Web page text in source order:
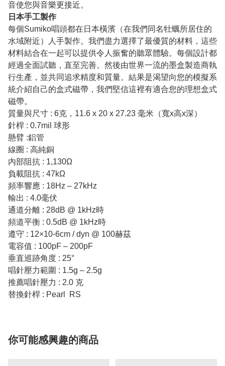
音使您與音樂更接近。
日本手工製作
每個Sumiko唱頭都在日本橫濱（在我們同名牡蠣所居住的
水域附近）人手製作。我們盡力選擇了最優質的材料，這些
材料結合在一起可以提供令人振奮的聽眾體驗。每個設計都
經過全面試聽，直至完善。然後由世界一流的墨盒製造商執
行生產，並共同追求精度和質量。結果是渴望向您的模擬系
統介紹自己的盒式磁帶，我們堅信這裡有適合您的理想盒式
磁帶。
質量與尺寸 : 6克，11.6 x 20 x 27.23 毫米（寬x高x深）
針桿 : 0.7mil 球形
懸臂 :鋁管
線圈 : 高純銅
內部阻抗 : 1,130Ω
負載阻抗 : 47kΩ
頻率響應 : 18Hz – 27kHz
輸出 : 4.0毫伏
通道分離 : 28dB @ 1kHz時
頻道平衡 : 0.5dB @ 1kHz時
遵守 : 12×10-6cm / dyn @ 100赫茲
電容值 : 100pF – 200pF
垂直巡跡角度 : 25°
唱針壓力範圍 : 1.5g – 2.5g
推薦唱針壓力 : 2.0 克
替換針桿 : Pearl RS
你可能感興趣的商品